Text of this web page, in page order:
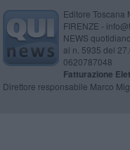
Editore Toscana
FIRENZE -
NEWS
al n. 5935 del
0620787048
Fatturazione
Direttore responsabile Marco